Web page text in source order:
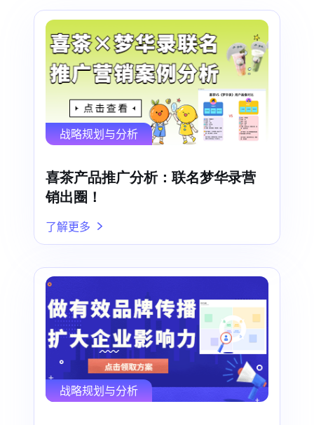
战略规划与分析
喜茶产品推广分析：联名梦华录营
销出圈！
了解更多
战略规划与分析